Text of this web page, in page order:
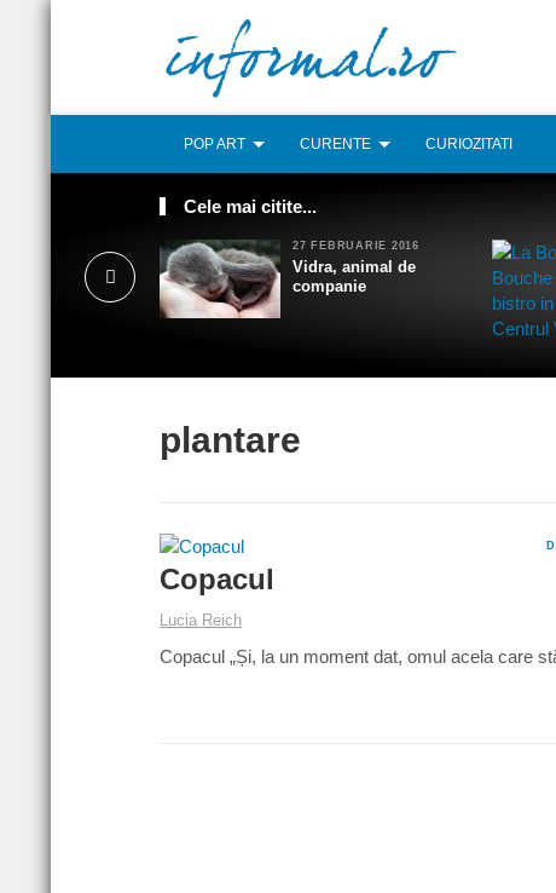
POP ART CURENTE CURIOZITATI
Cele mai citite...
27 FEBRUARIE 2016
Vidra, animal de
companie
plantare
Copacul
Lucia Reich
Copacul „Și, la un moment dat, omul acela care